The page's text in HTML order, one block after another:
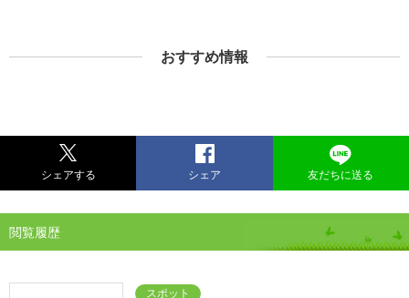
おすすめ情報
シェアする シェア 友だちに送る
閲覧履歴